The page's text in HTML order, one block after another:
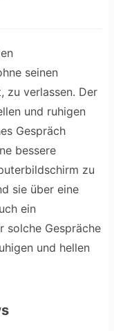
seinen
zu verlassen. Der
und ruhigen
Gespräch
bessere
zu
sie über eine
ein
solche Gespräche
und hellen